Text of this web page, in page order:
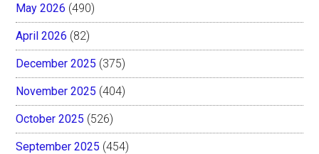
May 2026 (490)
April 2026 (82)
December 2025 (375)
November 2025 (404)
October 2025 (526)
September 2025 (454)